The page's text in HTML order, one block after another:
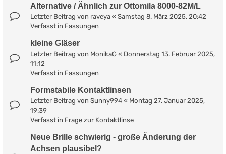
Alternative / Ähnlich zur Ottomila 8000-82M/L
Letzter Beitrag von raveya « Samstag 8. März 2025, 20:42
Verfasst in Fassungen
kleine Gläser
Letzter Beitrag von MonikaG « Donnerstag 13. Februar 2025,
11:12
Verfasst in Fassungen
Formstabile Kontaktlinsen
Letzter Beitrag von Sunny994 « Montag 27. Januar 2025,
19:39
Verfasst in Frage zur Kontaktlinse
Neue Brille schwierig - große Änderung der
Achsen plausibel?